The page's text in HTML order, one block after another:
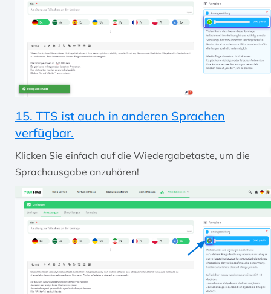
15. TTS ist auch in anderen Sprachen
verfügbar.
Klicken Sie einfach auf die Wiedergabetaste, um die
Sprachausgabe anzuhören!